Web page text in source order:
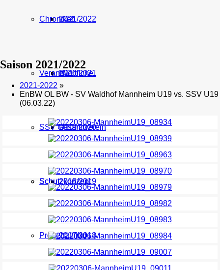
U12
U11
U10
Schutzkonzept
Probetraining
2021/2022
2020/2021
2019/2020
2018/2019
2017/2018
Chroniken
Verantwortliche
SSV Gesamtverein
Schutzkonzept
Saison 2021/2022
2021-2022 »
EnBW OL BW - SV Waldhof Mannheim U19 vs. SSV U19
(06.03.22)